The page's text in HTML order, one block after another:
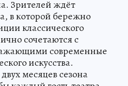
театр оперы и
открытии продажи
нового, 224 го
Зрителей ждёт
в которой бережно
классического
сочетаются с